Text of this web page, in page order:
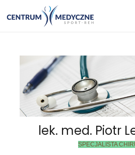
lek. med. Piotr
SPECJALISTA